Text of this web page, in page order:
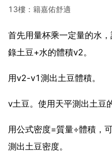
13樓：籍嘉佑舒適
首先用量杯乘一定量的水
錄土豆+水的體積v2。
用v2-v1測出土豆體積。
v土豆。使用天平測出土豆
用公式密度=質量÷體積，
測出土豆密度。